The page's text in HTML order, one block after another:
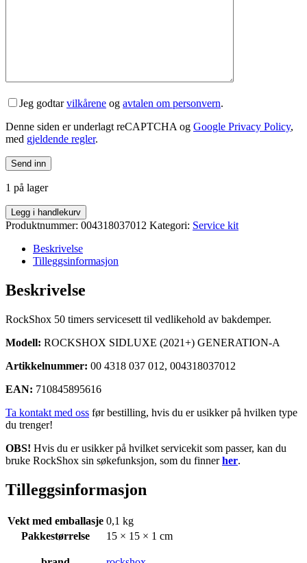
Jeg godtarvilkårene og avtalen om personvern.
Denne siden er underlagt reCAPTCHA og Google Privacy Policy,
med gjeldende regler.
1 på lager
RockShox
SIDLUXE
gen.A
200t/1år
kit
antall
Legg i handlekurv
Produktnummer: 004318037012 Kategori: Service kit
Beskrivelse
Tilleggsinformasjon
Beskrivelse
RockShox 50 timers servicesett til vedlikehold av bakdemper.
Modell: ROCKSHOX SIDLUXE (2021+) GENERATION-A
Artikkelnummer: 00 4318 037 012, 004318037012
EAN: 710845895616
Ta kontakt med oss før bestilling, hvis du er usikker på hvilken type
du trenger!
OBS! Hvis du er usikker på hvilket servicekit som passer, kan du
bruke RockShox sin søkefunksjon, som du finnerher.
Tilleggsinformasjon
Vekt med emballasje 0,1 kg
Pakkestørrelse
15 × 15 × 1 cm